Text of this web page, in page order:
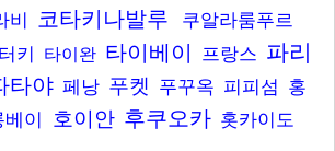
비 코타키나발루
쿠알라룸푸르
터키 타이완 타이베이 프랑스 파리
타야 페낭 푸켓 푸꾸옥 피피섬 홍
베이 호이안 후쿠오카 홋카이도